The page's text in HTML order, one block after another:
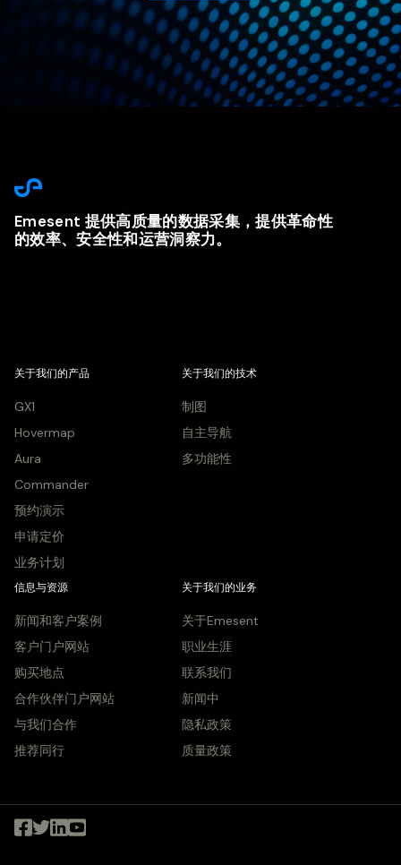
Emesent 提供高质量的数据采集，提供革命性
的效率、安全性和运营洞察力。
关于我们的产品
GX1
Hovermap
Aura
Commander
预约演示
申请定价
业务计划
关于我们的技术
制图
自主导航
多功能性
信息与资源
新闻和客户案例
客户门户网站
购买地点
合作伙伴门户网站
与我们合作
推荐同行
关于我们的业务
关于Emesent
职业生涯
联系我们
新闻中
隐私政策
质量政策